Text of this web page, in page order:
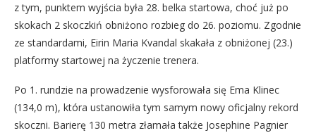
z tym, punktem wyjścia była 28. belka startowa, choć już po
skokach 2 skoczkiń obniżono rozbieg do 26. poziomu. Zgodnie
ze standardami, Eirin Maria Kvandal skakała z obniżonej (23.)
platformy startowej na życzenie trenera.
Po 1. rundzie na prowadzenie wysforowała się Ema Klinec
(134,0 m), która ustanowiła tym samym nowy oficjalny rekord
skoczni. Barierę 130 metra złamała także Josephine Pagnier